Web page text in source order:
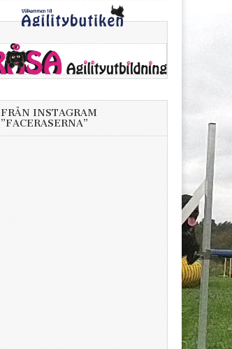
FRÅN INSTAGRAM
”FACERASERNA”